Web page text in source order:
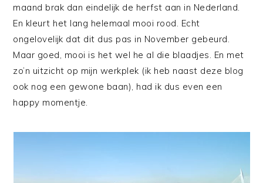
maand brak dan eindelijk de herfst aan in Nederland.
En kleurt het lang helemaal mooi rood. Echt
ongelovelijk dat dit dus pas in November gebeurd.
Maar goed, mooi is het wel he al die blaadjes. En met
zo’n uitzicht op mijn werkplek (ik heb naast deze blog
ook nog een gewone baan), had ik dus even een
happy momentje.